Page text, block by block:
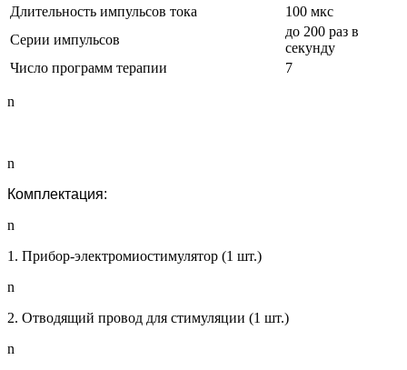
Длительность импульсов тока
100 мкс
Серии импульсов
до 200 раз в
секунду
Число программ терапии
7
n
n
Комплектация:
n
1. Прибор-электромиостимулятор (1 шт.)
n
2. Отводящий провод для стимуляции (1 шт.)
n